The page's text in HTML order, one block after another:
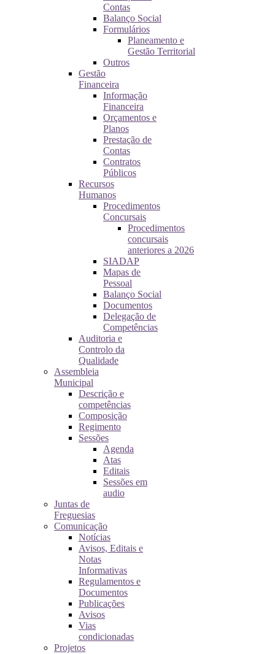
Contas
Balanço Social
Formulários
Planeamento e
Gestão Territorial
Outros
Gestão
Financeira
Informação
Financeira
Orçamentos e
Planos
Prestação de
Contas
Contratos
Públicos
Recursos
Humanos
Procedimentos
Concursais
Procedimentos
concursais
anteriores a 2026
SIADAP
Mapas de
Pessoal
Balanço Social
Documentos
Delegação de
Competências
Auditoria e
Controlo da
Qualidade
Assembleia
Municipal
Descrição e
competências
Composição
Regimento
Sessões
Agenda
Atas
Editais
Sessões em
audio
Juntas de
Freguesias
Comunicação
Notícias
Avisos, Editais e
Notas
Informativas
Regulamentos e
Documentos
Publicações
Avisos
Vias
condicionadas
Projetos